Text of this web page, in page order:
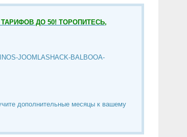
ДО 50! ТОРОПИТЕСЬ,
JOOMLASHACK-BALBOOA-
дополнительные месяцы к вашему